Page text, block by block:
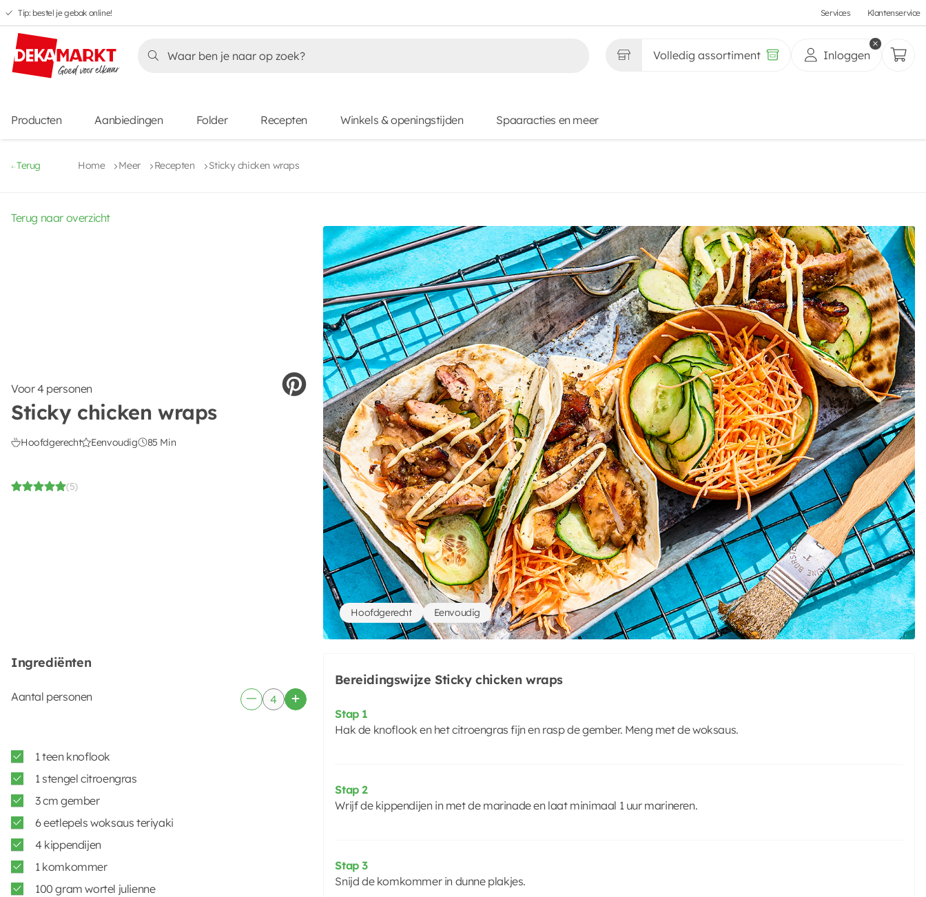
Overslaan
naar
hoofdnavigatie
Overslaan
naar
hoofdinhoud
Overslaan
naar
voettekstinhoud
Overslaan
naar
aanbiedingen
Tip: bestel je gebak online! Services Klantenservice
Volledig assortiment Inloggen
Producten Aanbiedingen Folder Recepten Winkels & openingstijden Spaaracties en meer
Terug Home Meer Recepten Sticky chicken wraps
Terug naar overzicht
Voor 4 personen
Sticky chicken wraps
Hoofdgerecht Eenvoudig 85 Min
(5)
Hoofdgerecht Eenvoudig
Ingrediënten
Aantal personen
1 teen knoflook
1 stengel citroengras
3 cm gember
6 eetlepels woksaus teriyaki
4 kippendijen
1 komkommer
100 gram wortel julienne
Bereidingswijze Sticky chicken wraps
Stap 1
Hak de knoflook en het citroengras fijn en rasp de gember. Meng met de woksaus.
Stap 2
Wrijf de kippendijen in met de marinade en laat minimaal 1 uur marineren.
Stap 3
Snijd de komkommer in dunne plakjes.